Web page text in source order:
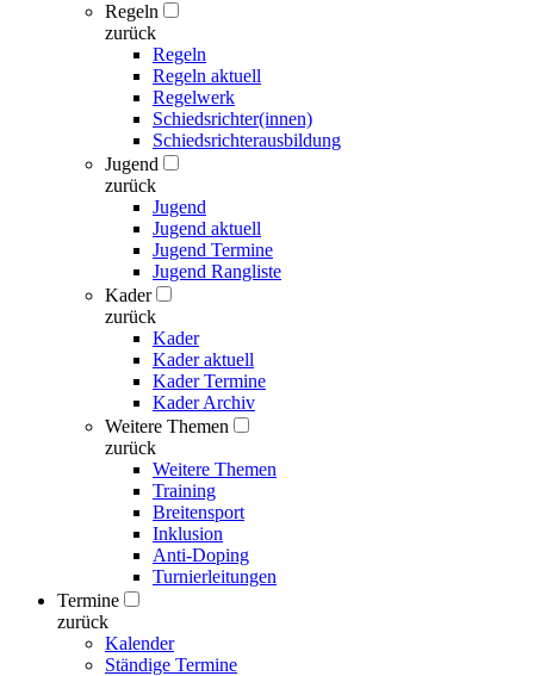
Regeln
zurück
Regeln
Regeln aktuell
Regelwerk
Schiedsrichter(innen)
Schiedsrichterausbildung
Jugend
zurück
Jugend
Jugend aktuell
Jugend Termine
Jugend Rangliste
Kader
zurück
Kader
Kader aktuell
Kader Termine
Kader Archiv
Weitere Themen
zurück
Weitere Themen
Training
Breitensport
Inklusion
Anti-Doping
Turnierleitungen
Termine
zurück
Kalender
Ständige Termine